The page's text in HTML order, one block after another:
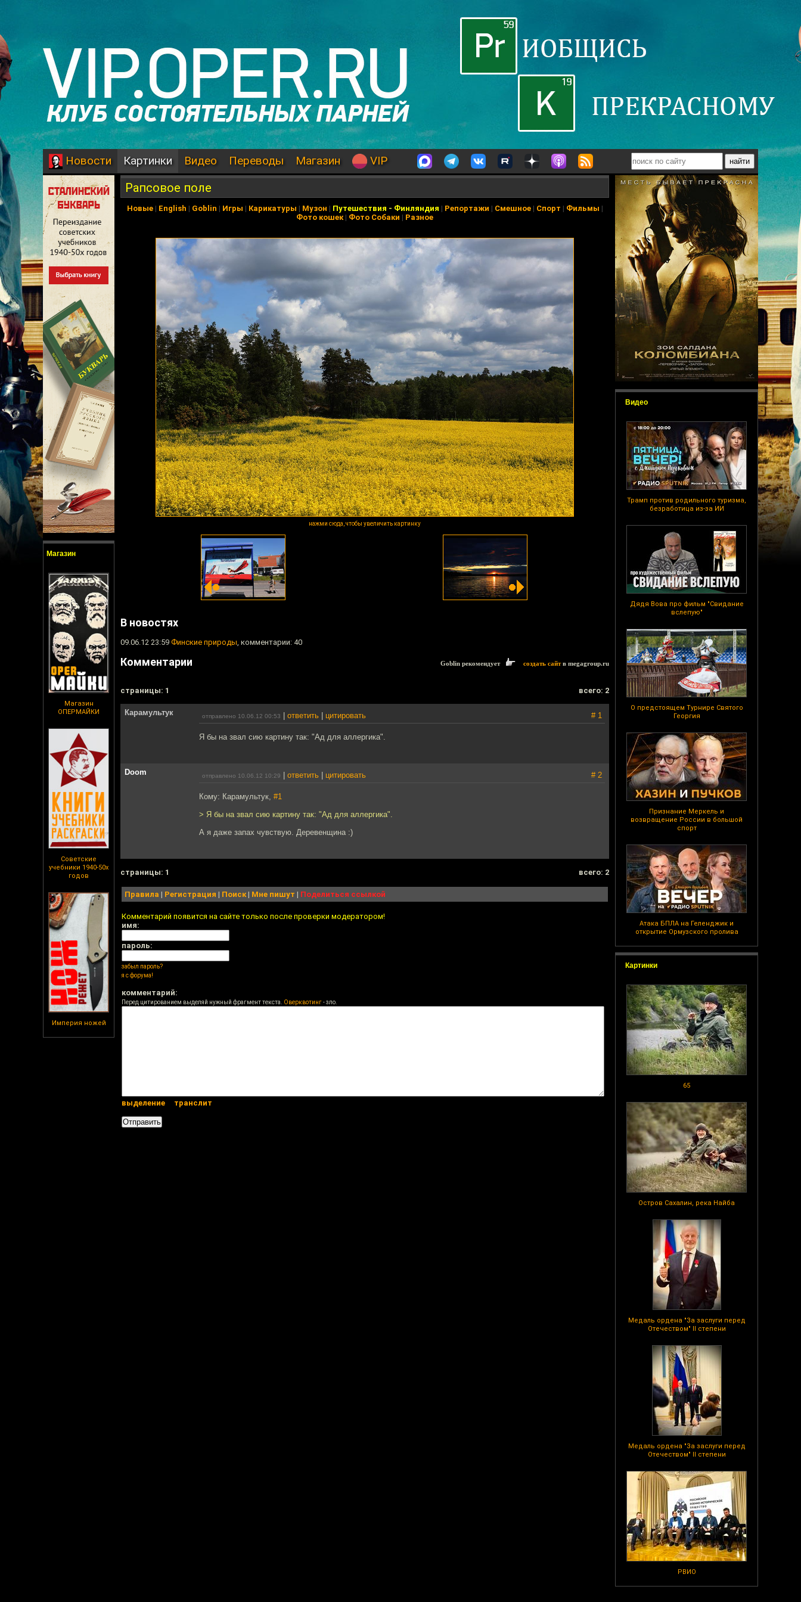
Новости Картинки Видео Переводы Магазин VIP
Магазин
Магазин
ОПЕРМАЙКИ
Советские
учебники 1940-50х
годов
Империя ножей
Видео
Трамп против родильного туризма,
безработица из-за ИИ
Дядя Вова про фильм "Свидание
вслепую"
О предстоящем Турнире Святого
Георгия
Признание Меркель и
возвращение России в большой
спорт
Атака БПЛА на Геленджик и
открытие Ормузского пролива
Картинки
65
Остров Сахалин, река Найба
Медаль ордена "За заслуги перед
Отечеством" II степени
Медаль ордена "За заслуги перед
Отечеством" II степени
РВИО
Рапсовое поле
Новые| English | Goblin | Игры | Карикатуры | Музон | Путешествия - Финляндия | Репортажи | Смешное| Спорт | Фильмы |
Фото кошек| Фото Собаки | Разное
нажми сюда, чтобы увеличить картинку
В новостях
09.06.12 23:59 Финские природы, комментарии: 40
Комментарии Goblin рекомендует создать сайтв megagroup.ru
cтраницы: 1 всего: 2
Карамультук отправлено 10.06.12 00:53 ответить цитировать # 1
Я бы на звал сию картину так: "Ад для аллергика".
Doom отправлено 10.06.12 10:29 ответить цитировать # 2
Кому: Карамультук, #1
> Я бы на звал сию картину так: "Ад для аллергика".
А я даже запах чувствую. Деревенщина :)
cтраницы: 1 всего: 2
Правила | Регистрация | Поиск| Мне пишут | Поделиться ссылкой
Комментарий появится на сайте только после проверки модератором!
имя:
пароль:
забыл пароль?
я с форума!
комментарий:
Перед цитированием выделяй нужный фрагмент текста. Оверквотинг- зло.
выделение транслит